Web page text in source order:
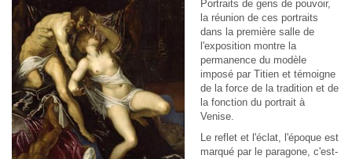
Portraits de gens de pouvoir,
la réunion de ces portraits
dans la première salle de
l'exposition montre la
permanence du modèle
imposé par Titien et témoigne
de la force de la tradition et de
la fonction du portrait à
Venise.
Le reflet et l'éclat, l'époque est
marqué par le paragone, c'est-